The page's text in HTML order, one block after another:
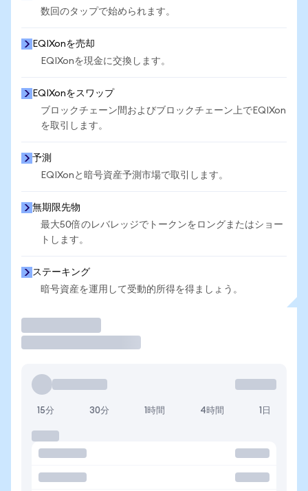
数回のタップで始められます。
EQIXonを売却
EQIXonを現金に交換します。
EQIXonをスワップ
ブロックチェーン間およびブロックチェーン上でEQIXon
を取引します。
予測
EQIXonと暗号資産予測市場で取引します。
無期限先物
最大50倍のレバレッジでトークンをロングまたはショー
トします。
ステーキング
暗号資産を運用して受動的所得を得ましょう。
15分 30分 1時間 4時間 1日